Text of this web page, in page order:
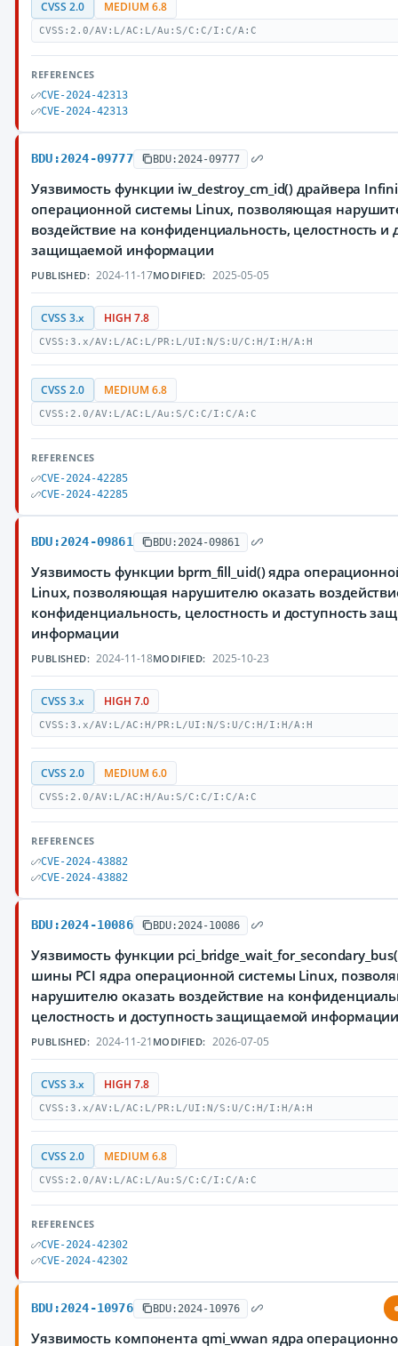
CVSS 2.0 MEDIUM 6.8
CVSS:2.0/AV:L/AC:L/Au:S/C:C/I:C/A:C
REFERENCES
CVE-2024-42313
CVE-2024-42313
BDU:2024-09777 BDU:2024-09777
Уязвимость функции iw_destroy_cm_id() драйвера
операционной системы Linux, позволяющая
воздействие на конфиденциальность, целостность и
защищаемой информации
PUBLISHED: 2024-11-17MODIFIED: 2025-05-05
CVSS 3.x HIGH 7.8
CVSS:3.x/AV:L/AC:L/PR:L/UI:N/S:U/C:H/I:H/A:H
CVSS 2.0 MEDIUM 6.8
CVSS:2.0/AV:L/AC:L/Au:S/C:C/I:C/A:C
REFERENCES
CVE-2024-42285
CVE-2024-42285
BDU:2024-09861 BDU:2024-09861
Уязвимость функции bprm_fill_uid() ядра
Linux, позволяющая нарушителю оказать
конфиденциальность, целостность и доступность
информации
PUBLISHED: 2024-11-18MODIFIED: 2025-10-23
CVSS 3.x HIGH 7.0
CVSS:3.x/AV:L/AC:H/PR:L/UI:N/S:U/C:H/I:H/A:H
CVSS 2.0 MEDIUM 6.0
CVSS:2.0/AV:L/AC:H/Au:S/C:C/I:C/A:C
REFERENCES
CVE-2024-43882
CVE-2024-43882
BDU:2024-10086 BDU:2024-10086
Уязвимость функции
шины PCI ядра операционной системы Linux,
нарушителю оказать воздействие на
целостность и доступность защищаемой
PUBLISHED: 2024-11-21 MODIFIED: 2026-07-05
CVSS 3.x HIGH 7.8
CVSS:3.x/AV:L/AC:L/PR:L/UI:N/S:U/C:H/I:H/A:H
CVSS 2.0 MEDIUM 6.8
CVSS:2.0/AV:L/AC:L/Au:S/C:C/I:C/A:C
REFERENCES
CVE-2024-42302
CVE-2024-42302
BDU:2024-10976 BDU:2024-10976
Уязвимость компонента qmi_wwan ядра